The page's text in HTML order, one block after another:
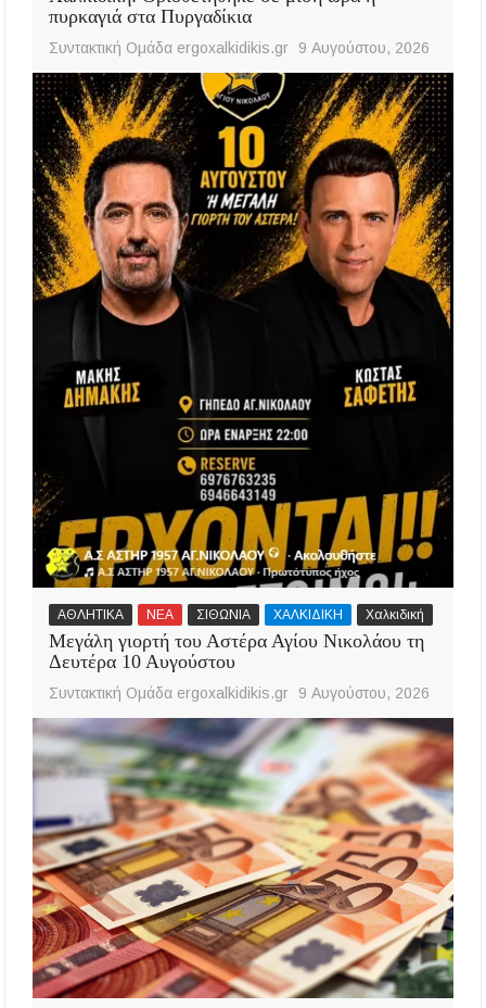
πυρκαγιά στα Πυργαδίκια
Συντακτική Ομάδα ergoxalkidikis.gr 9 Αυγούστου, 2026
ΑΘΛΗΤΙΚΑ ΝΕΑ ΣΙΘΩΝΙΑ ΧΑΛΚΙΔΙΚΗ Χαλκιδική
Μεγάλη γιορτή του Αστέρα Αγίου Νικολάου τη
Δευτέρα 10 Αυγούστου
Συντακτική Ομάδα ergoxalkidikis.gr 9 Αυγούστου, 2026